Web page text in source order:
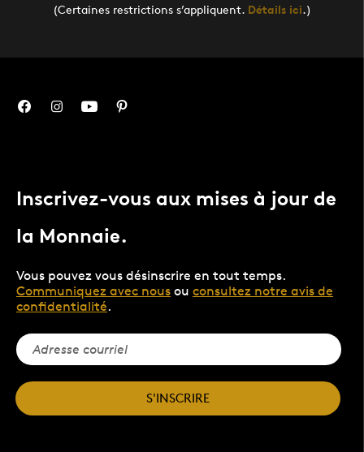
(Certaines restrictions s’appliquent. Détails ici.)
Inscrivez-vous aux mises à jour de
la Monnaie.
Vous pouvez vous désinscrire en tout temps.
Communiquez avec nous ou consultez notre avis de
confidentialité.
S'INSCRIRE